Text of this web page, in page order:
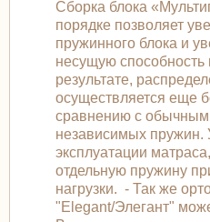
Сборка блока
порядке позволяет
пружинного блока и
несущую способность
результате,
осуществляется еще
сравнению с обычным
независимых пружин.
эксплуатации
отдельную пружину
нагрузки. - Так же
"Elegant/Элегант"